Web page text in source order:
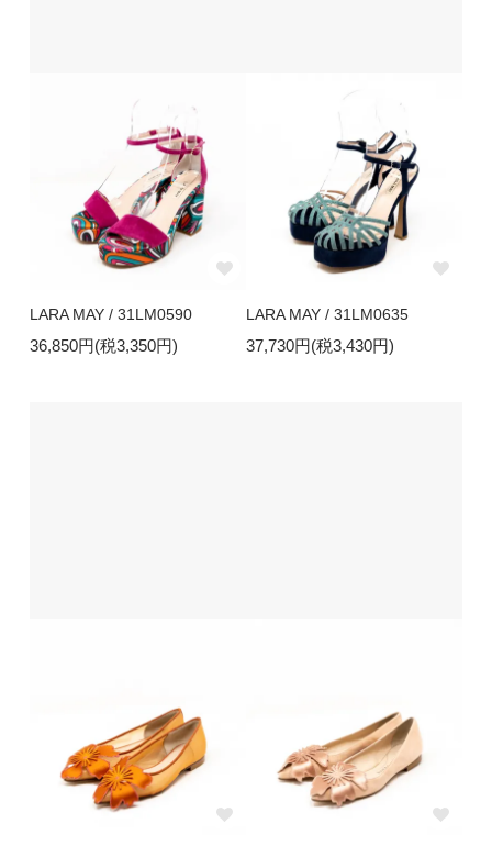
LARA MAY / 31LM0590
36,850円(税3,350円)
LARA MAY / 31LM0635
37,730円(税3,430円)